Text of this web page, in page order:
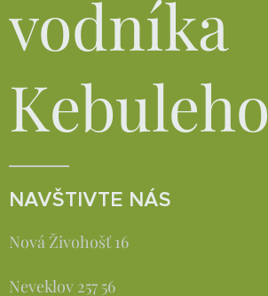
vodníka
Kebuleho
NAVŠTIVTE NÁS
Nová Živohošť 16
Neveklov 257 56